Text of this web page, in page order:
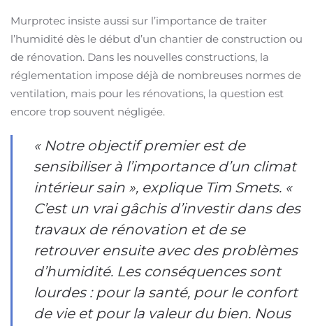
Murprotec insiste aussi sur l’importance de traiter
l’humidité dès le début d’un chantier de construction ou
de rénovation. Dans les nouvelles constructions, la
réglementation impose déjà de nombreuses normes de
ventilation, mais pour les rénovations, la question est
encore trop souvent négligée.
« Notre objectif premier est de
sensibiliser à l’importance d’un climat
intérieur sain », explique Tim Smets. «
C’est un vrai gâchis d’investir dans des
travaux de rénovation et de se
retrouver ensuite avec des problèmes
d’humidité. Les conséquences sont
lourdes : pour la santé, pour le confort
de vie et pour la valeur du bien. Nous